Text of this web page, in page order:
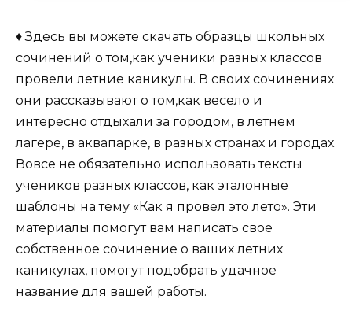
♦ Здесь вы можете скачать образцы школьных
сочинений о том,как ученики разных классов
провели летние каникулы. В своих сочинениях
они рассказывают о том,как весело и
интересно отдыхали за городом, в летнем
лагере, в аквапарке, в разных странах и городах.
Вовсе не обязательно использовать тексты
учеников разных классов, как эталонные
шаблоны на тему «Как я провел это лето». Эти
материалы помогут вам написать свое
собственное сочинение о ваших летних
каникулах, помогут подобрать удачное
название для вашей работы.